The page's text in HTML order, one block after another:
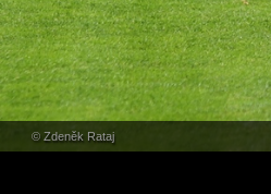
© Zdeněk Rataj